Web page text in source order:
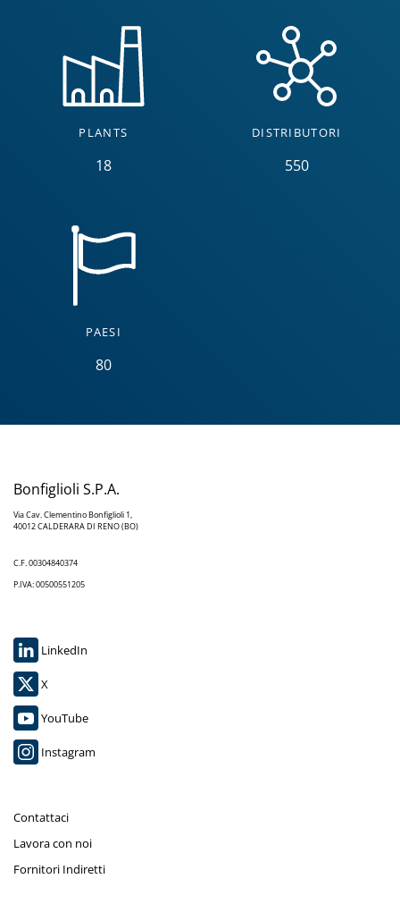
PLANTS
18
DISTRIBUTORI
550
PAESI
80
Bonfiglioli S.P.A.
Via Cav. Clementino Bonfiglioli 1,
40012 CALDERARA DI RENO (BO)
C.F. 00304840374
P.IVA: 00500551205
LinkedIn
X
YouTube
Instagram
Contattaci
Lavora con noi
Fornitori Indiretti